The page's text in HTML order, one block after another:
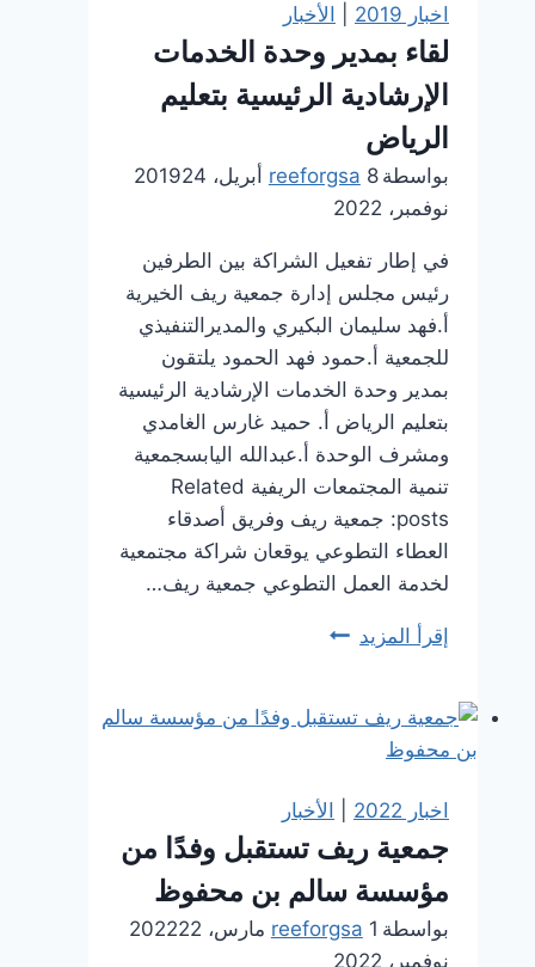
اخبار 2019 الأخبار
لقاء بمدير وحدة الخدمات
الإرشادية الرئيسية بتعليم
الرياض
بواسطة reeforgsa 8 أبريل، 2019
24
نوفمبر، 2022
في إطار تفعيل الشراكة بين الطرفين
رئيس مجلس إدارة جمعية ريف الخيرية
أ.فهد سليمان البكيري والمديرالتنفيذي
للجمعية أ.حمود فهد الحمود يلتقون
بمدير وحدة الخدمات الإرشادية الرئيسية
بتعليم الرياض أ. حميد غارس الغامدي
ومشرف الوحدة أ.عبدالله اليابسجمعية
تنمية المجتمعات الريفية Related
posts: جمعية ريف وفريق أصدقاء
العطاء التطوعي يوقعان شراكة مجتمعية
لخدمة العمل التطوعي جمعية ريف…
إقرأ المزيد لقاء
الخدمات
الرئيسية
بتعليم
الرياض
اخبار 2022 الأخبار
جمعية ريف تستقبل وفدًا من
مؤسسة سالم بن محفوظ
بواسطة reeforgsa 1 مارس، 2022
22
نوفمبر، 2022